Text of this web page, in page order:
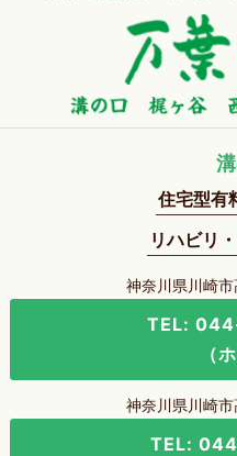
住宅型有
リハビリ
神奈川県川崎
TEL:
（
神奈川県川崎
TEL: